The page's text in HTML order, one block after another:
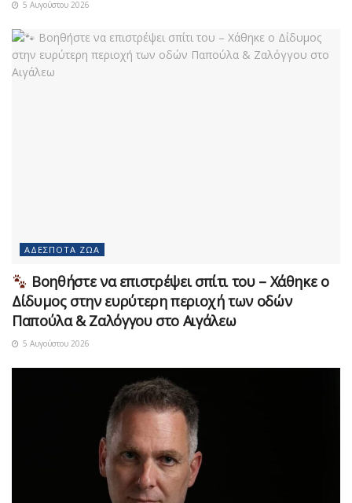
5 Αυγούστου 2026
ΑΔΈΣΠΟΤΑ ΖΏΑ
Βοηθήστε να επιστρέψει σπίτι του – Χάθηκε ο
Δίδυμος στην ευρύτερη περιοχή των οδών
Παπούλα & Ζαλόγγου στο Αιγάλεω
5 Αυγούστου 2026